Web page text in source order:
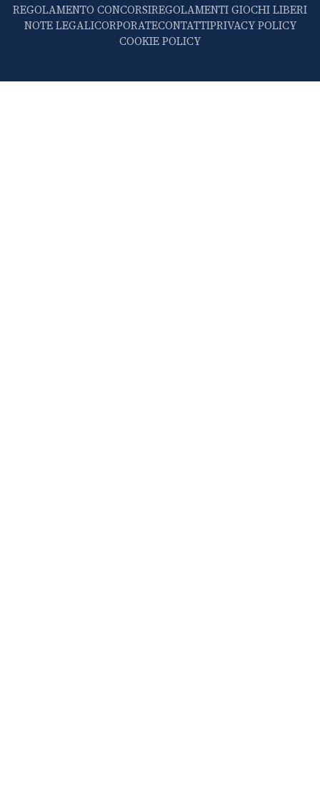
REGOLAMENTO CONCORSIREGOLAMENTI GIOCHI LIBERI
NOTE LEGALICORPORATECONTATTIPRIVACY POLICY
COOKIE POLICY